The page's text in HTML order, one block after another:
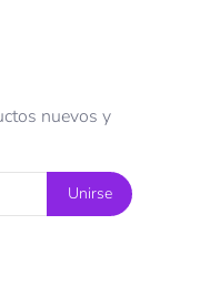
nuevos y
Unirse